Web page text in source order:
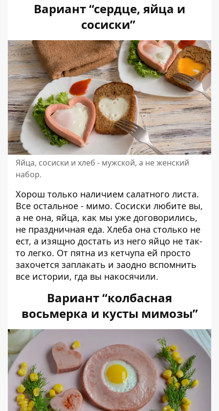
Вариант “сердце, яйца и
сосиски”
Яйца, сосиски и хлеб - мужской, а не женский
набор.
Хорош только наличием салатного листа.
Все остальное - мимо. Сосиски любите вы,
а не она, яйца, как мы уже договорились,
не праздничная еда. Хлеба она столько не
ест, а изящно достать из него яйцо не так-
то легко. От пятна из кетчупа ей просто
захочется заплакать и заодно вспомнить
все истории, гда вы накосячили.
Вариант “колбасная
восьмерка и кусты мимозы”